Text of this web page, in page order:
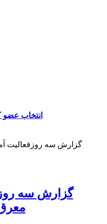
انتخاب عضو
گزارش سه روزفعالیت
گزارش سه